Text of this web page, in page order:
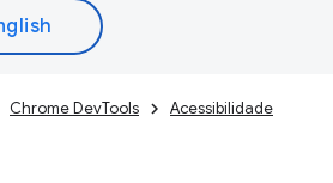
Chrome DevTools Acessibilidade